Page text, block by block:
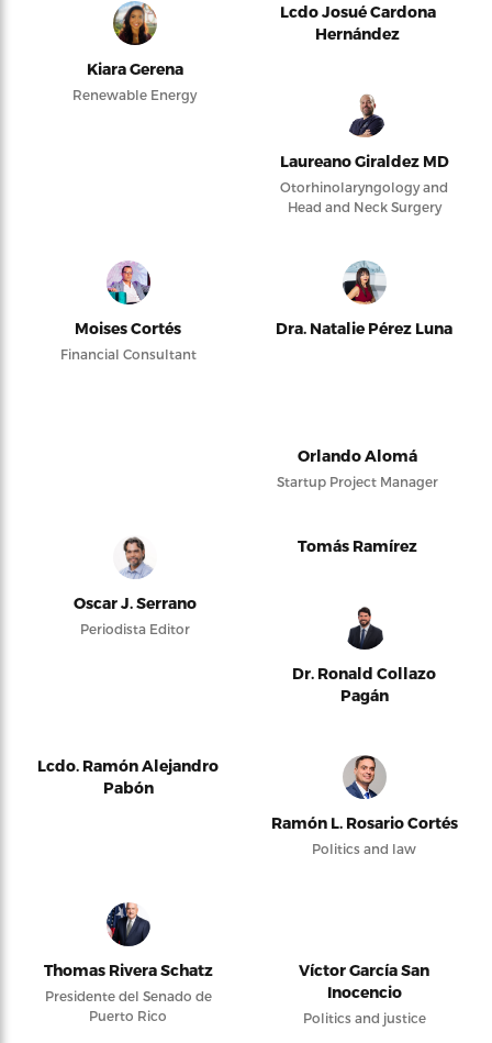
Kiara Gerena
Renewable Energy
Lcdo Josué Cardona
Hernández
Laureano Giraldez MD
Otorhinolaryngology and
Head and Neck Surgery
Moises Cortés
Financial Consultant
Dra. Natalie Pérez Luna
Orlando Alomá
Startup Project Manager
Oscar J. Serrano
Periodista Editor
Tomás Ramírez
Dr. Ronald Collazo
Pagán
Lcdo. Ramón Alejandro
Pabón
Ramón L. Rosario Cortés
Politics and law
Thomas Rivera Schatz
Presidente del Senado de
Puerto Rico
Víctor García San
Inocencio
Politics and justice